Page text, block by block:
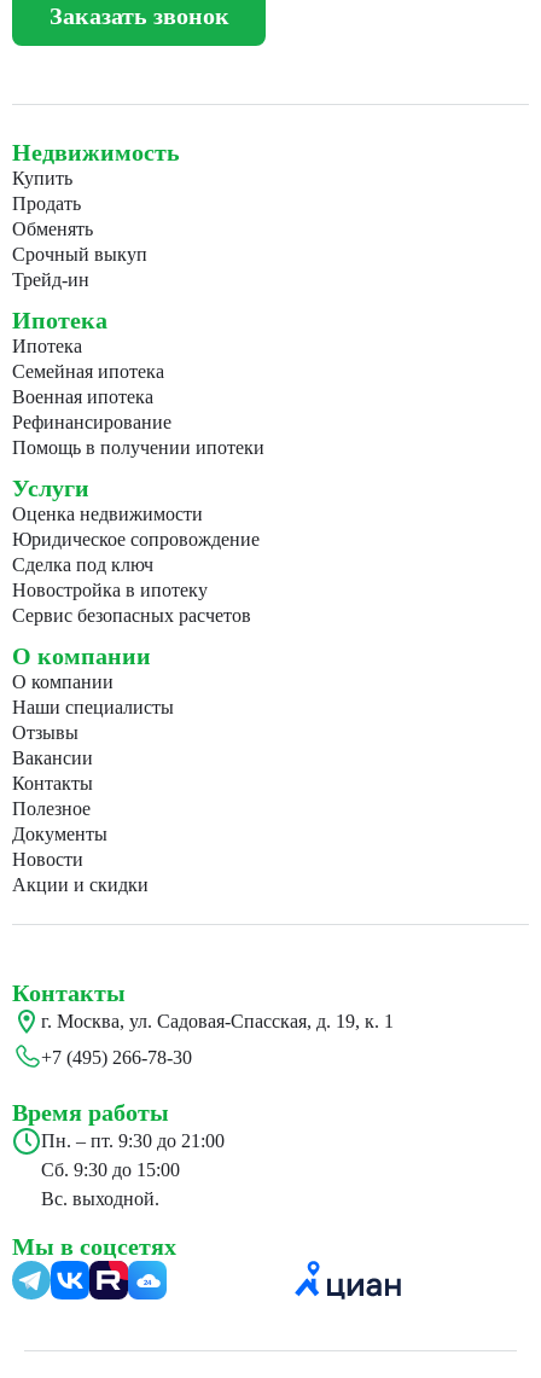
Заказать звонок
Недвижимость
Купить
Продать
Обменять
Срочный выкуп
Трейд-ин
Ипотека
Ипотека
Семейная ипотека
Военная ипотека
Рефинансирование
Помощь в получении ипотеки
Услуги
Оценка недвижимости
Юридическое сопровождение
Сделка под ключ
Новостройка в ипотеку
Сервис безопасных расчетов
О компании
О компании
Наши специалисты
Отзывы
Вакансии
Контакты
Полезное
Документы
Новости
Акции и скидки
Контакты
г. Москва, ул. Садовая-Спасская, д. 19, к. 1
+7 (495) 266-78-30
Время работы
Пн. – пт. 9:30 до 21:00
Сб. 9:30 до 15:00
Вс. выходной.
Мы в соцсетях
24